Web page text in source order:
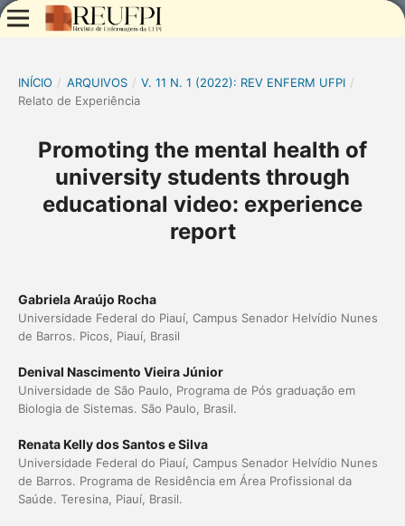
INÍCIO / ARQUIVOS / V. 11 N. 1 (2022): REV ENFERM UFPI /
Relato de Experiência
Promoting the mental health of
university students through
educational video: experience
report
Gabriela Araújo Rocha
Universidade Federal do Piauí, Campus Senador Helvídio Nunes
de Barros. Picos, Piauí, Brasil
Denival Nascimento Vieira Júnior
Universidade de São Paulo, Programa de Pós graduação em
Biologia de Sistemas. São Paulo, Brasil.
Renata Kelly dos Santos e Silva
Universidade Federal do Piauí, Campus Senador Helvídio Nunes
de Barros. Programa de Residência em Área Profissional da
Saúde. Teresina, Piauí, Brasil.